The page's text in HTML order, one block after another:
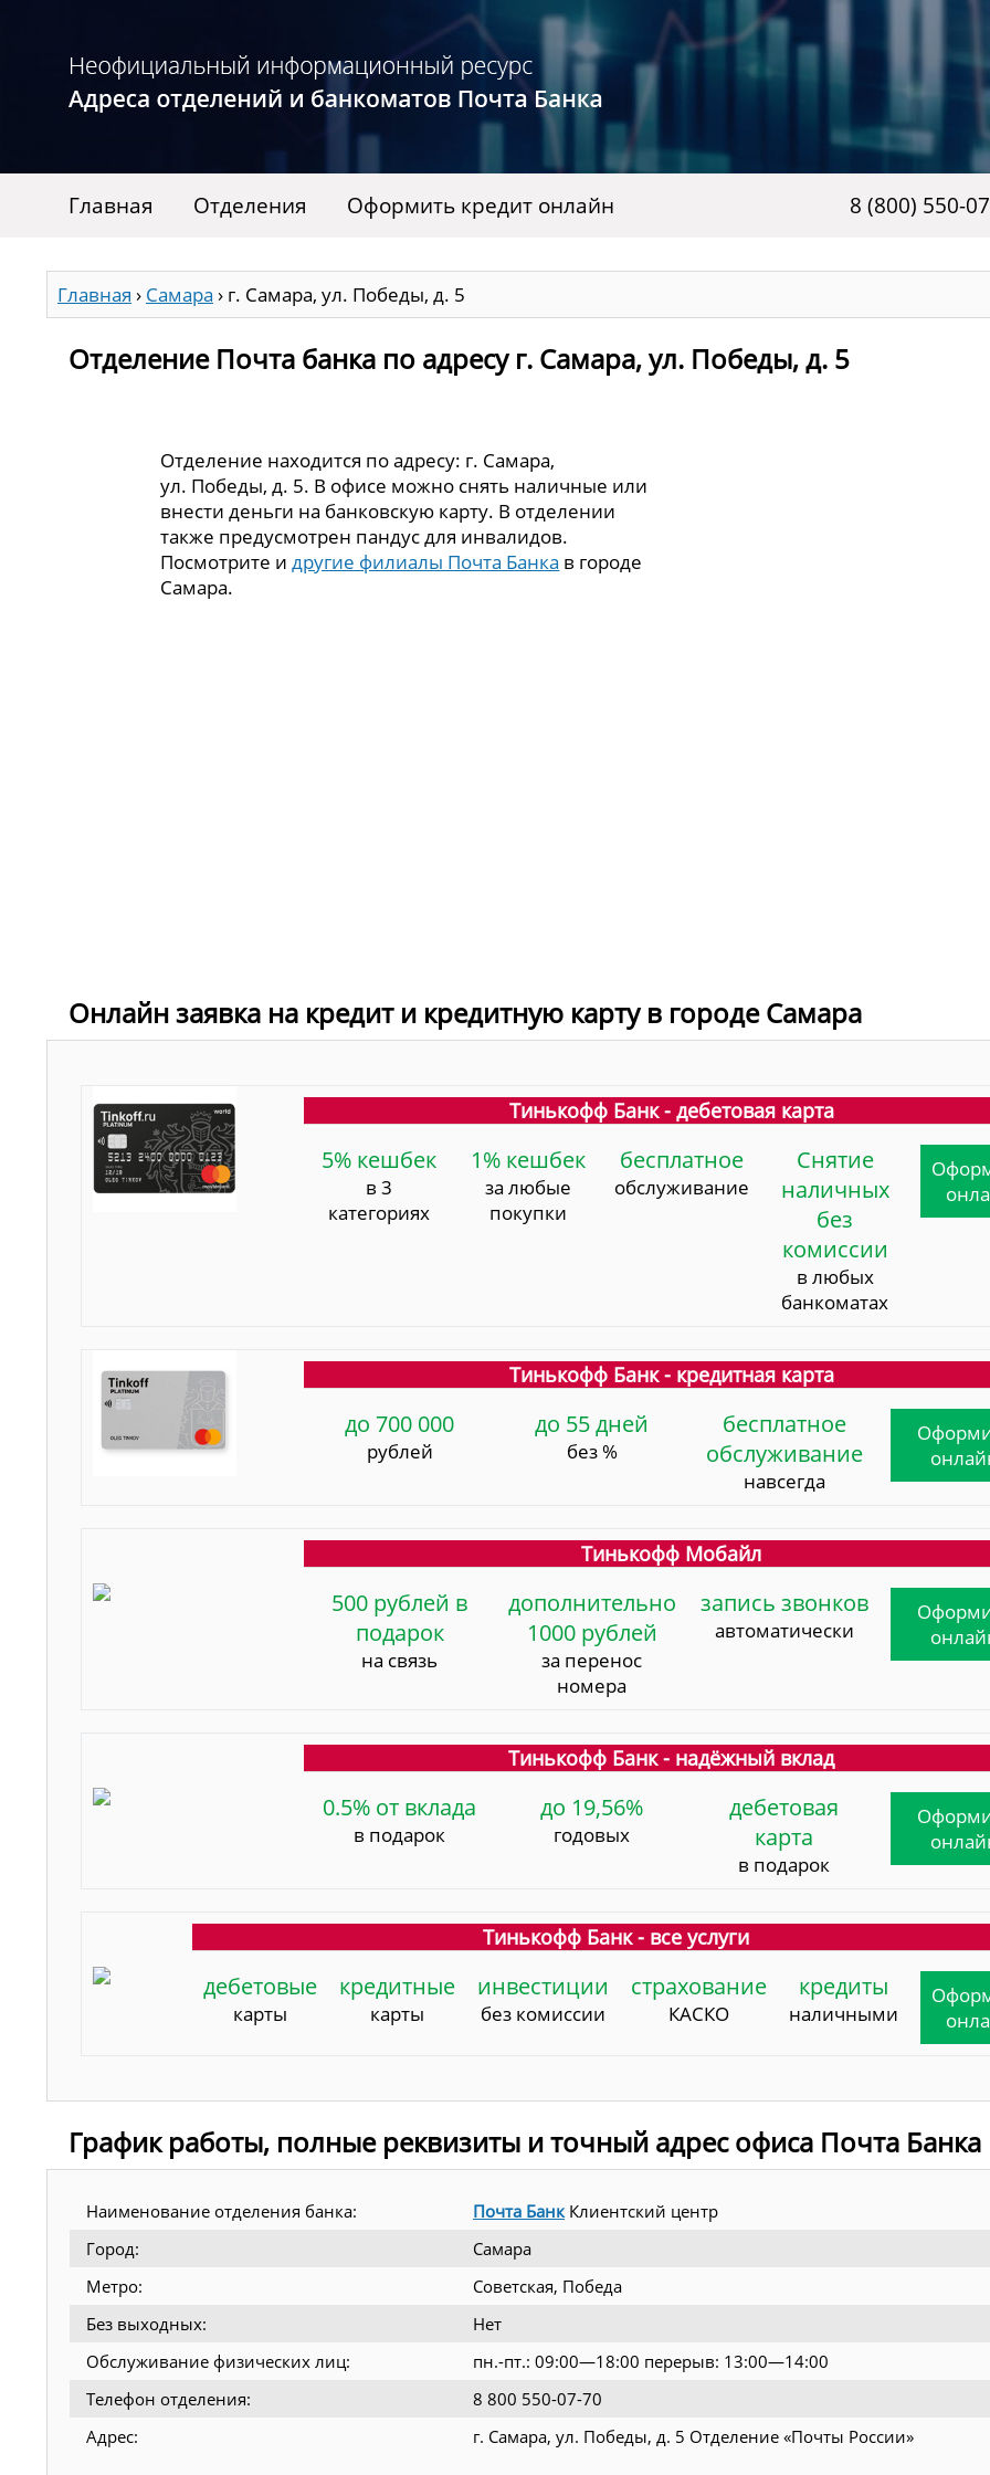
Главная Отделения Оформить кредит онлайн 8 (800) 550-
Главная › Самара › г. Самара, ул. Победы, д. 5
Отделение Почта банка по адресу г. Самара, ул. Победы, д. 5
Отделение находится по адресу: г. Самара,
ул. Победы, д. 5. В офисе можно снять наличные или
внести деньги на банковскую карту. В отделении
также предусмотрен пандус для инвалидов.
Посмотрите идругие филиалы Почта Банка в городе
Самара.
Онлайн заявка на кредит и кредитную карту в городе Самара
Тинькофф Банк - дебетовая карта
5% кешбек
в 3
категориях
1% кешбек
за любые
покупки
бесплатное
обслуживание
Снятие
наличных
без
комиссии
в любых
банкоматах
Тинькофф Банк - кредитная карта
до 700 000
рублей
до 55 дней
без %
бесплатное
обслуживание
навсегда
Тинькофф Мобайл
500 рублей в
подарок
на связь
дополнительно
1000 рублей
за перенос
номера
запись звонков
автоматически
Тинькофф Банк - надёжный вклад
0.5% от вклада
в подарок
до 19,56%
годовых
дебетовая
карта
в подарок
Тинькофф Банк - все услуги
дебетовые
карты
кредитные
карты
инвестиции
без комиссии
страхование
КАСКО
кредиты
наличными
График работы, полные реквизиты и точный адрес офиса Почта Банка
Наименование отделения банка: Почта Банк Клиентский центр
Город:
Самара
Метро:
Советская, Победа
Без выходных:
Нет
Обслуживание физических лиц:
пн.-пт.: 09:00—18:00 перерыв: 13:00—14:00
Телефон отделения:
8 800 550-07-70
Адрес:
г. Самара, ул. Победы, д. 5 Отделение «Почты России»